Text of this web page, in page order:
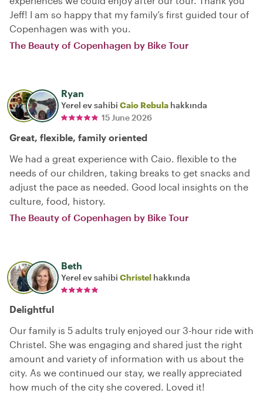
Jeff! I am so happy that my family’s first guided tour of
Copenhagen was with you.
The Beauty of Copenhagen by Bike Tour
Ryan
Yerel ev sahibi Caio Rebula hakkında
15 June 2026
Great, flexible, family oriented
We had a great experience with Caio. flexible to the
needs of our children, taking breaks to get snacks and
adjust the pace as needed. Good local insights on the
culture, food, history.
The Beauty of Copenhagen by Bike Tour
Beth
Yerel ev sahibi Christel hakkında
Delightful
Our family is 5 adults truly enjoyed our 3-hour ride with
Christel. She was engaging and shared just the right
amount and variety of information with us about the
city. As we continued our stay, we really appreciated
how much of the city she covered. Loved it!